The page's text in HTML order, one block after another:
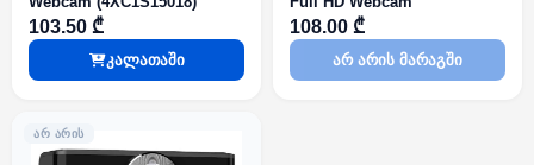
103.50 ₾
კალათაში
108.00 ₾
არ არის მარაგში
ᲐᲠ ᲐᲠᲘᲡ